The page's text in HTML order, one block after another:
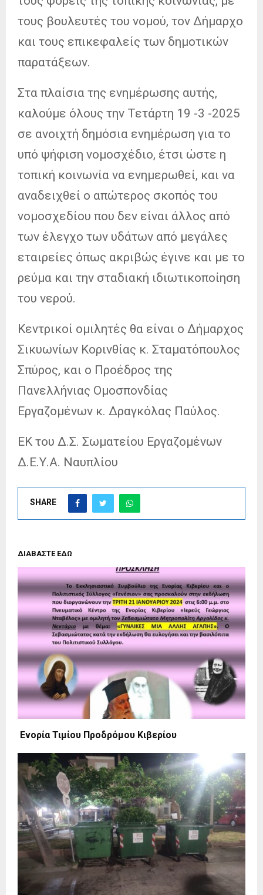
τους βουλευτές του νομού, τον Δήμαρχο
και τους επικεφαλείς των δημοτικών
παρατάξεων.
Στα πλαίσια της ενημέρωσης αυτής,
καλούμε όλους την Τετάρτη 19 -3 -2025
σε ανοιχτή δημόσια ενημέρωση για το
υπό ψήφιση νομοσχέδιο, έτσι ώστε η
τοπική κοινωνία να ενημερωθεί, και να
αναδειχθεί ο απώτερος σκοπός του
νομοσχεδίου που δεν είναι άλλος από
των έλεγχο των υδάτων από μεγάλες
εταιρείες όπως ακριβώς έγινε και με το
ρεύμα και την σταδιακή ιδιωτικοποίηση
του νερού.
Κεντρικοί ομιλητές θα είναι ο Δήμαρχος
Σικυωνίων Κορινθίας κ. Σταματόπουλος
Σπύρος, και ο Προέδρος της
Πανελλήνιας Ομοσπονδίας
Εργαζομένων κ. Δραγκόλας Παύλος.
ΕΚ του Δ.Σ. Σωματείου Εργαζομένων
Δ.Ε.Υ.Α. Ναυπλίου
SHARE
ΔΙΑΒΑΣΤΕ ΕΔΩ
Ενορία Τιμίου Προδρόμου Κιβερίου